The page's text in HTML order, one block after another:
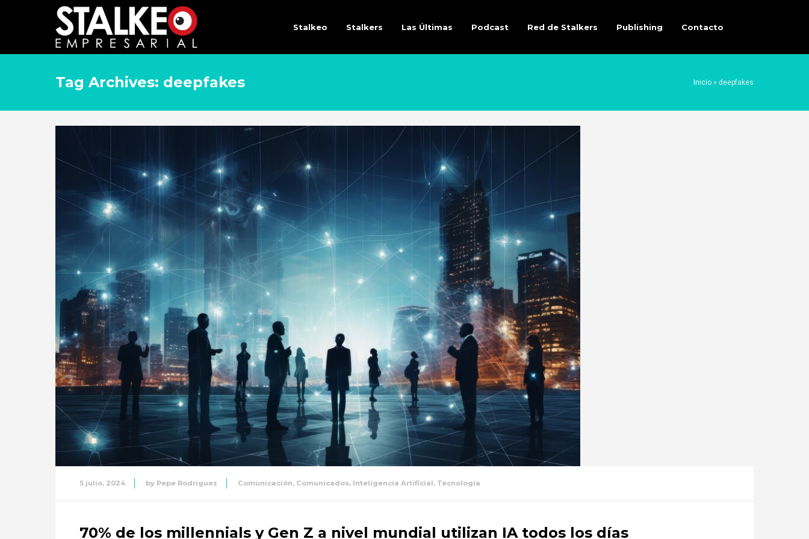
Stalkeo Stalkers Las Últimas Podcast Red de Stalkers Publishing Contacto
Tag Archives: deepfakes Inicio » deepfakes
5 julio, 2024 by Pepe Rodriguez Comunicación, Comunicados, Inteligencia Artificial, Tecnología
70% de los millennials y Gen Z a nivel mundial utilizan IA todos los días